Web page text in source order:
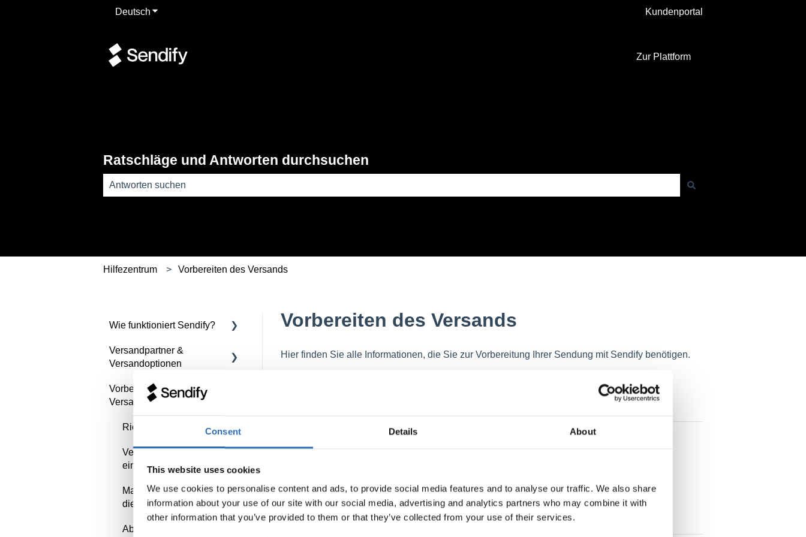
Consent Details About
This website uses cookies
We use cookies to personalise content and ads, to provide social media features and to analyse our traffic. We also share
information about your use of our site with our social media, advertising and analytics partners who may combine it with
other information that you’ve provided to them or that they’ve collected from your use of their services.
Deutsch Untermenü für Übersetzungen anzeigen Kundenportal
Zur Plattform
Ratschläge und Antworten durchsuchen
Hilfezentrum Vorbereiten des Versands
Vorbereiten des Versands
Hier finden Sie alle Informationen, die Sie zur Vorbereitung Ihrer Sendung mit Sendify benötigen.
Richtig verpacken
Verpackungsguide für Paletten
Gewicht der Sendung
Wie funktioniert Sendify?
Sendify kennenlernen
Erste Sendung aufgeben
Versandpartner &
Versandoptionen
Art der Sendung
UPS
DPD
FedEx
Speditionsversand
Vorbereiten des
Versands
Richtig verpacken
Verbotene und
eingeschränkte Waren
Machen Sie sich bereit für
die Abholung
Abholprobleme